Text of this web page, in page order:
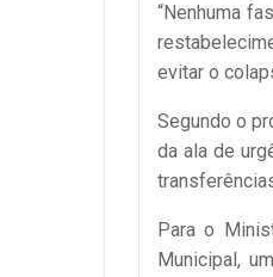
“Nenhuma
evitar o
Segundo o
da ala de
Para o
Municipal,